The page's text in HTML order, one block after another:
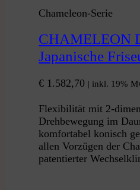
Chameleon-Serie
CHAMELEON
Japanische
€ 1.582,70 | inkl. 19%
Flexibilität mit 2-
Drehbewegung im
komfortabel konisch
allen Vorzügen der
patentierter